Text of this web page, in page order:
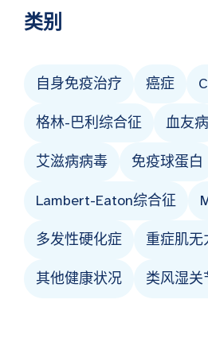
类别
自身免疫治疗 癌症
格林-巴利综合征 血友病
艾滋病病毒 免疫球蛋白
Lambert-Eaton综合征
多发性硬化症 重症肌无
其他健康状况 类风湿关